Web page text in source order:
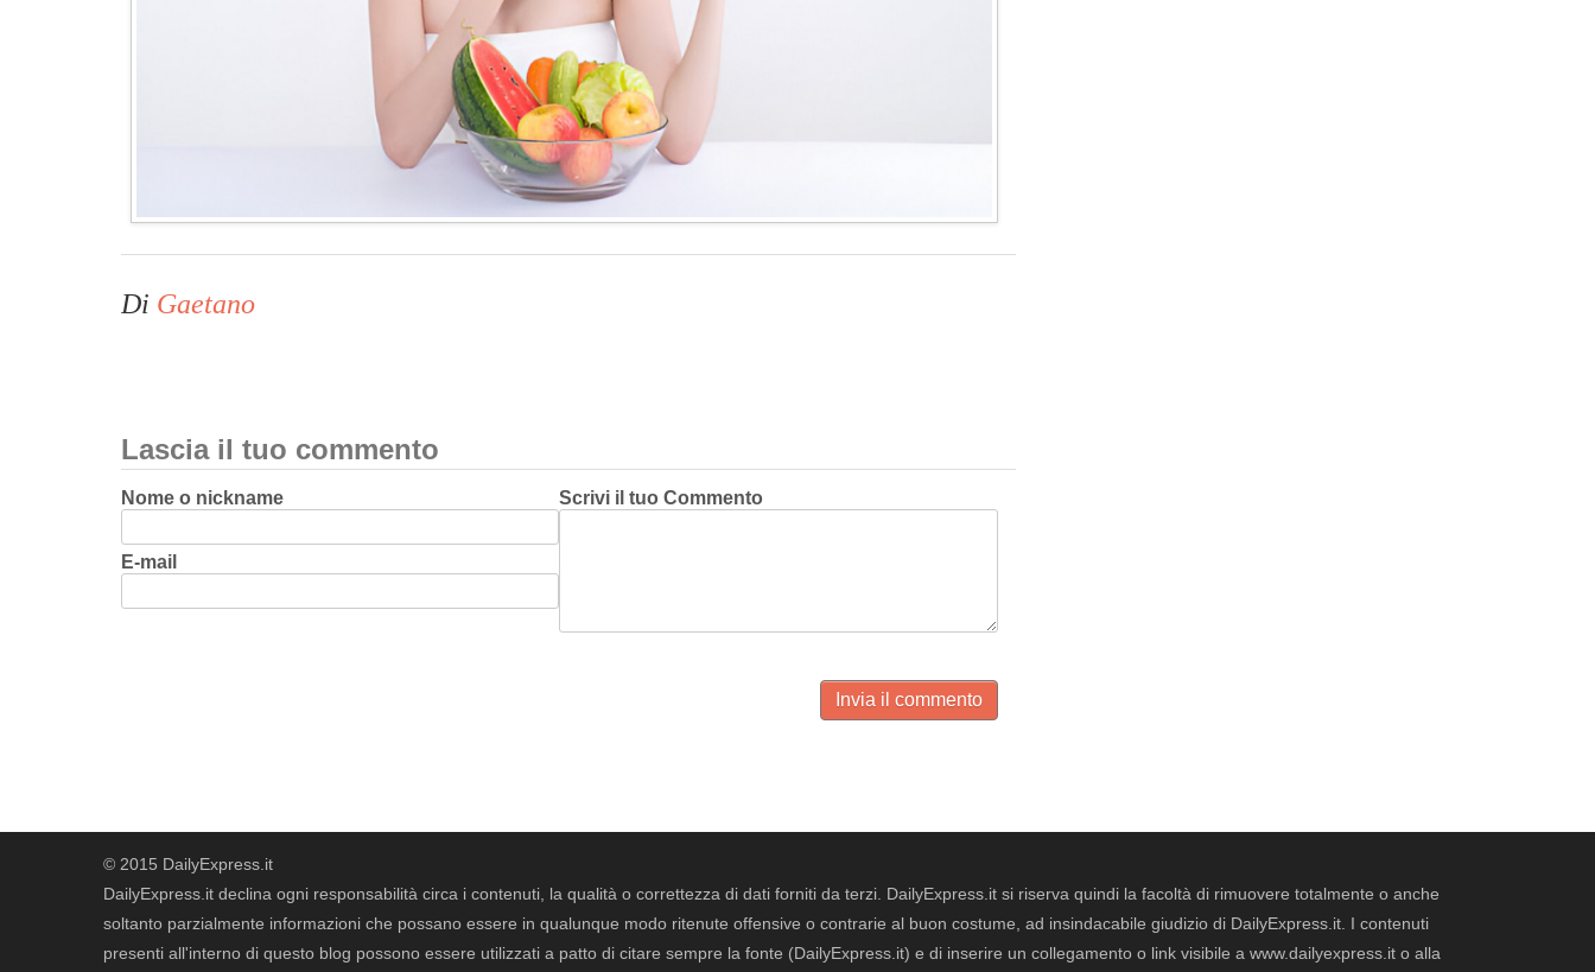
Di Gaetano
Lascia il tuo commento
Nome o nickname
E-mail
Scrivi il tuo Commento
Invia il commento
© 2015 DailyExpress.it
DailyExpress.it declina ogni responsabilità circa i contenuti, la qualità o correttezza di dati forniti da terzi. DailyExpress.it si riserva quindi la facoltà di rimuovere totalmente o anche
soltanto parzialmente informazioni che possano essere in qualunque modo ritenute offensive o contrarie al buon costume, ad insindacabile giudizio di DailyExpress.it. I contenuti
presenti all'interno di questo blog possono essere utilizzati a patto di citare sempre la fonte (DailyExpress.it) e di inserire un collegamento o link visibile a www.dailyexpress.it o alla